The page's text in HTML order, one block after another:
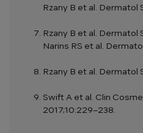
Rzany B et al. Dermatol
Rzany B et al. Dermatol
Narins RS et al.
Rzany B et al. Dermatol
Swift A et al. Clin
2017;10:229–238.